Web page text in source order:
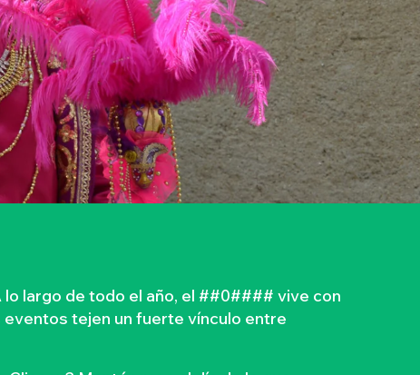
largo de todo el año, el ##0#### vive con
tejen un fuerte vínculo entre